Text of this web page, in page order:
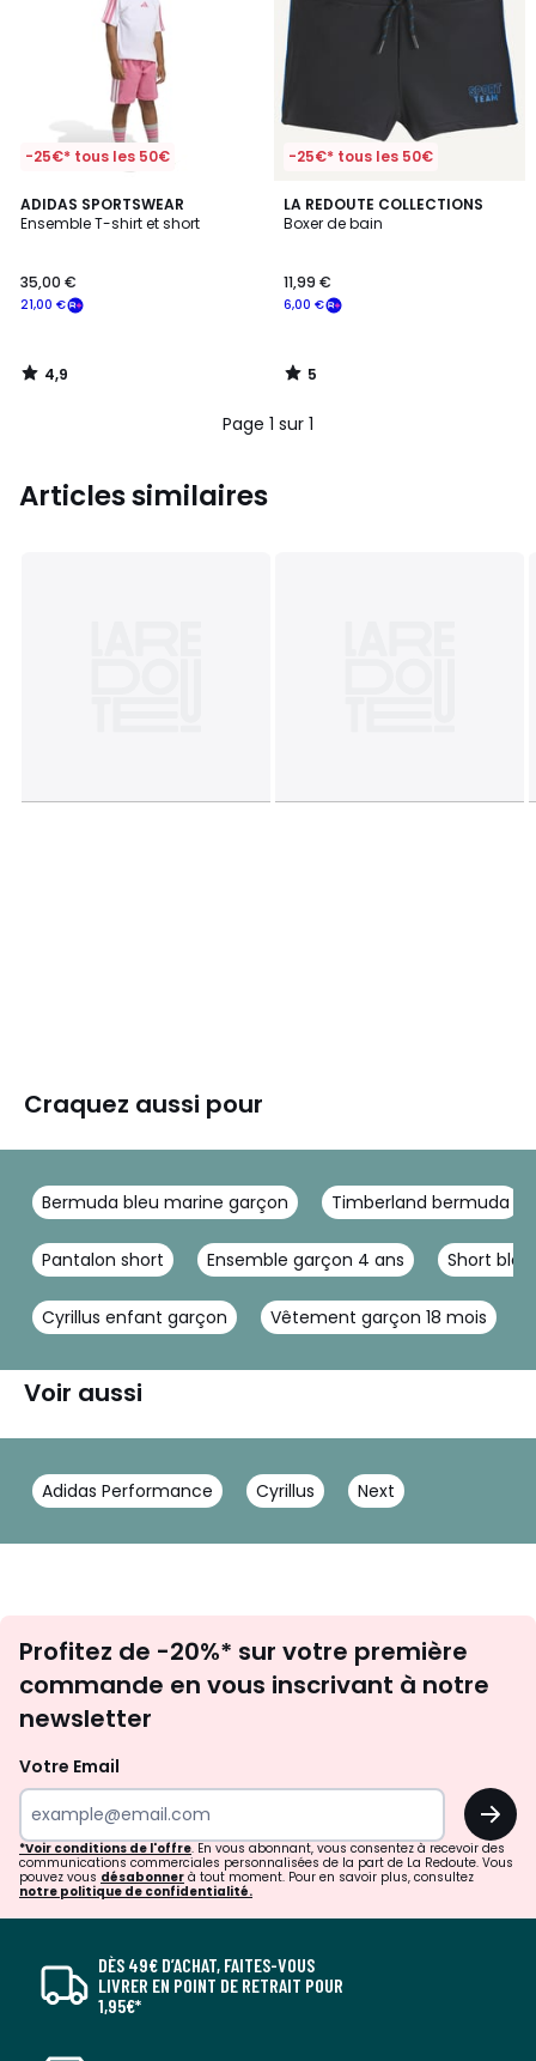
-25€* tous les 50€
ADIDAS SPORTSWEAR
Ensemble T-shirt et short
21,00 €
35,00 €
4,9
/ 5
4,9
/
-25€* tous les 50€
LA REDOUTE COLLECTIONS
Boxer de bain
6,00 €
11,99 €
5
/
5
/
Page 1 sur 1
Articles similaires
Craquez aussi pour
Bermuda bleu marine garçon Timberland bermuda
Pantalon short Ensemble garçon 4 ans Short
Cyrillus enfant garçon Vêtement garçon 18 mois
Voir aussi
Adidas Performance Cyrillus Next
newsletter
Profitez de -20%* sur votre première
commande en vous inscrivant à notre
newsletter
Votre Email
OK
*Voir conditions de l'offre. En vous abonnant, vous consentez à recevoir des
communications commerciales personnalisées de la part de La Redoute. Vous
pouvez vous désabonner à tout moment. Pour en savoir plus, consultez
notre politique de confidentialité.
DÈS 49€ D’ACHAT, FAITES-VOUS
LIVRER EN POINT DE RETRAIT POUR
1,95€*